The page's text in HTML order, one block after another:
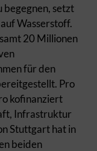
setzt
Wasserstoff.
20 Millionen
für den
Pro
kofinanziert
Infrastruktur
Stuttgart hat in
beiden